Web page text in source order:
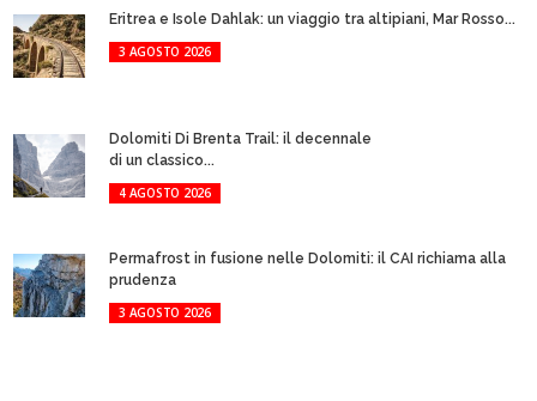
Eritrea e Isole Dahlak: un viaggio tra altipiani, Mar Rosso...
3 AGOSTO 2026
Dolomiti Di Brenta Trail: il decennale
di un classico...
4 AGOSTO 2026
Permafrost in fusione nelle Dolomiti: il CAI richiama alla
prudenza
3 AGOSTO 2026